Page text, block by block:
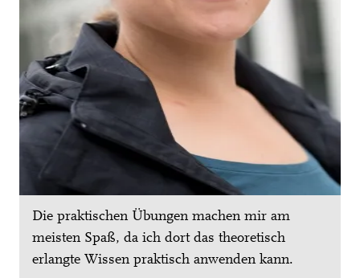
Die praktischen Übungen machen mir am
meisten Spaß, da ich dort das theoretisch
erlangte Wissen praktisch anwenden kann.